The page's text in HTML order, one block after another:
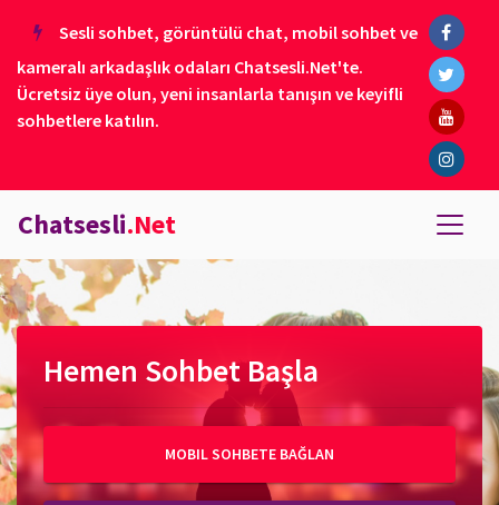
Sesli sohbet, görüntülü chat, mobil sohbet ve
kameralı arkadaşlık odaları Chatsesli.Net'te.
Ücretsiz üye olun, yeni insanlarla tanışın ve keyifli
sohbetlere katılın.
Chatsesli.Net
Hemen Sohbet Başla
MOBIL SOHBETE BAĞLAN